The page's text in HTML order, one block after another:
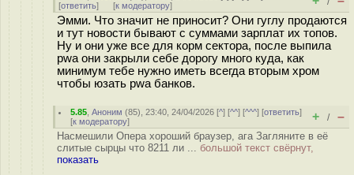
[ответить] [к модератору]
Эмми. Что значит не приносит? Они гуглу продаются
и тут новости бывают с суммами зарплат их топов.
Ну и они уже все для корм сектора, после выпила
pwa они закрыли себе дорогу много куда, как
минимум тебе нужно иметь всегда вторым хром
чтобы юзать pwa банков.
5.85 ,Аноним (85), 23:40, 24/04/2026 [^] [^^] [^^^] [ответить]
[к модератору] + / –
Насмешили Опера хороший браузер, ага Загляните в её
слитые сырцы что 8211 ли ... большой текст свёрнут,
показать